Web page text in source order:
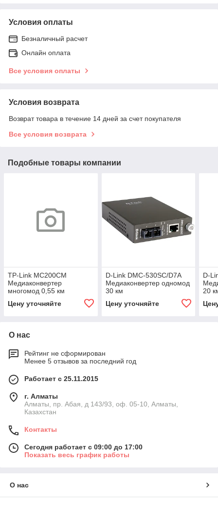
Условия оплаты
Безналичный расчет
Онлайн оплата
Все условия оплаты
Условия возврата
Возврат товара в течение 14 дней за счет покупателя
Все условия возврата
Подобные товары компании
TP-Link MC200CM
Медиаконвертер
многомод 0,55 км
Цену уточняйте
D-Link DMC-530SC/D7A
Медиаконвертер одномод
30 км
Цену уточняйте
D-
20
О нас
Рейтинг не сформирован
Менее 5 отзывов за последний год
Работает с 25.11.2015
г. Алматы
Алматы, пр. Абая, д 143/93, оф. 05-10, Алматы,
Казахстан
Контакты
Сегодня работает с 09:00 до 17:00
Показать весь график работы
О нас